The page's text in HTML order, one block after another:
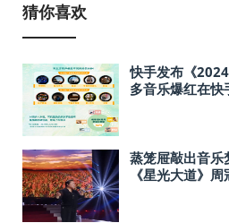
猜你喜欢
快手发布《
多音乐爆红在
蒸笼屉敲出音乐
《星光大道》周